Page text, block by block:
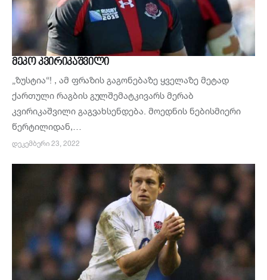
ᲛᲔᲙᲝ ᲙᲕᲘᲠᲘᲙᲐᲨᲕᲘᲚᲘ
„ზუსტია“! , ამ ფრაზის გაგონებაზე ყველაზე მეტად
ქართული რაგბის გულშემატკივარს მერაბ
კვირიკაშვილი გაგვახსენდება. მოედნის ნებისმიერი
წერტილიდან,…
ᲓᲔᲙᲔᲛᲑᲔᲠᲘ 23, 2022